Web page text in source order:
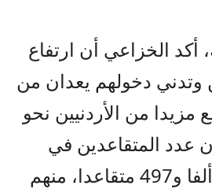
أكد الخزاعي أن ارتفاع
وتدني دخولهم يعدان من
مزيدا من الأردنيين نحو
عدد المتقاعدين في
الأردن يبلغ 681 ألفا و497 متقاعدا، منهم